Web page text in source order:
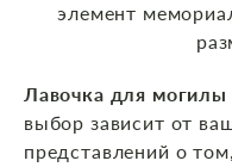
элемент
Лавочка для могилы
выбор зависит от
представлений о